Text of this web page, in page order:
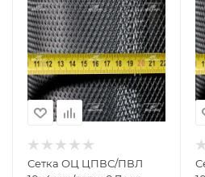
Сетка ОЦ ЦПВС/ПВЛ